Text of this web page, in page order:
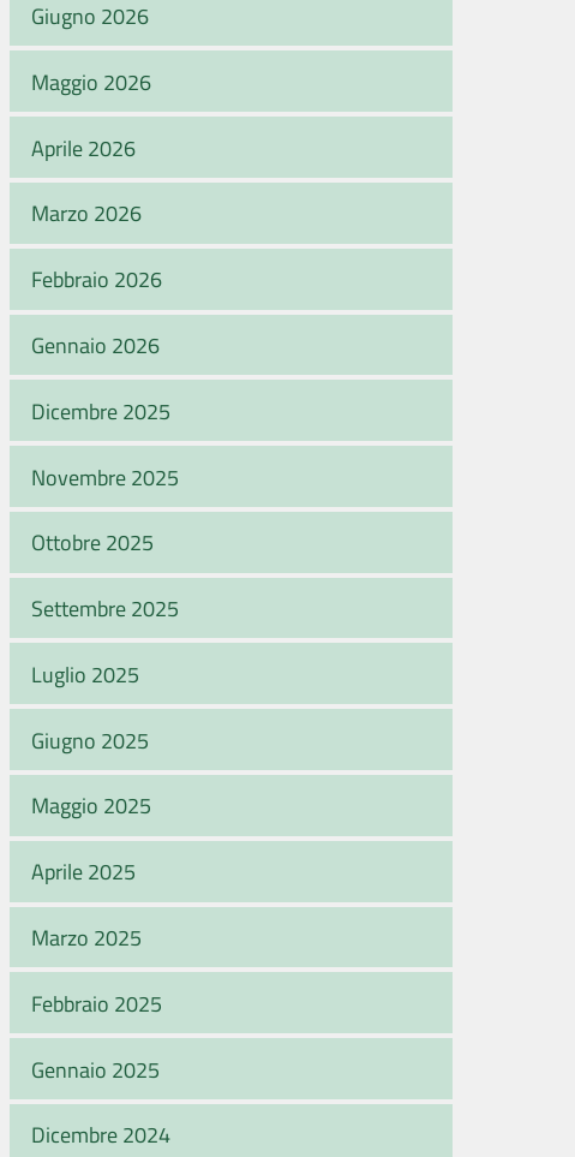
Giugno 2026
Maggio 2026
Aprile 2026
Marzo 2026
Febbraio 2026
Gennaio 2026
Dicembre 2025
Novembre 2025
Ottobre 2025
Settembre 2025
Luglio 2025
Giugno 2025
Maggio 2025
Aprile 2025
Marzo 2025
Febbraio 2025
Gennaio 2025
Dicembre 2024